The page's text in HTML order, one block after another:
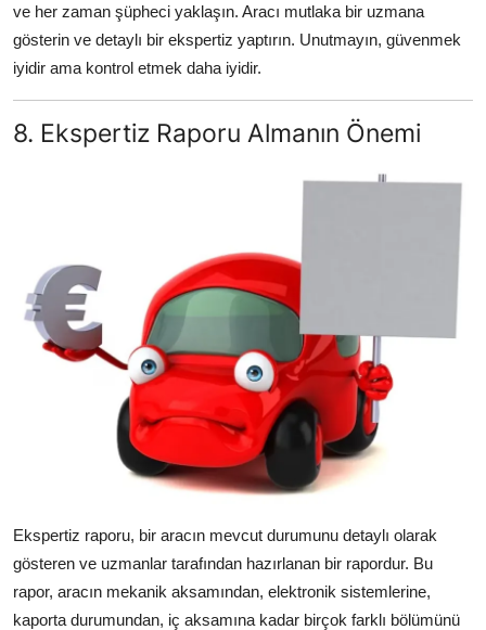
ve her zaman şüpheci yaklaşın. Aracı mutlaka bir uzmana
gösterin ve detaylı bir ekspertiz yaptırın. Unutmayın, güvenmek
iyidir ama kontrol etmek daha iyidir.
8. Ekspertiz Raporu Almanın Önemi
Ekspertiz raporu, bir aracın mevcut durumunu detaylı olarak
gösteren ve uzmanlar tarafından hazırlanan bir rapordur. Bu
rapor, aracın mekanik aksamından, elektronik sistemlerine,
kaporta durumundan, iç aksamına kadar birçok farklı bölümünü